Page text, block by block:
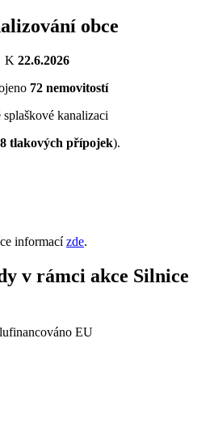
obce
K 22.6.2026
72 nemovitostí
splaškové kanalizaci
tlakových přípojek).
informacízde.
v rámci akce Silnice